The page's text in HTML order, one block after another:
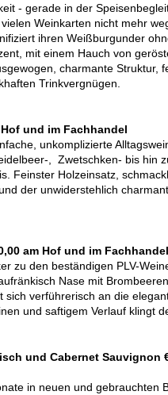
- gerade in der
Weinkarten nicht mehr
ihren Weißburgunder
mit einem Hauch von
charmante Struktur,
Trinkvergnügen.
und im Fachhandel
unkomplizierte
, Zwetschken- bis hin
Feinster Holzeinsatz,
der unwiderstehlich
am Hof und im Fachhandel
zu den beständigen PLV-
Nase mit
verführerisch an die
und saftigem Verlauf klingt
und Cabernet Sauvignon
in neuen und gebrauchten